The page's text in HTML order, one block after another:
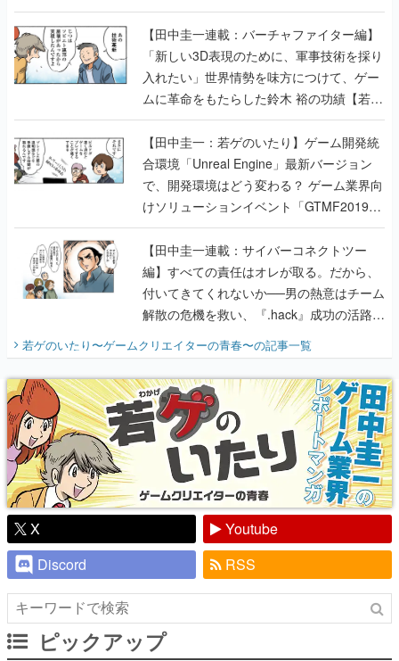
【若ゲのいたり最終回】
【田中圭一連載：バーチャファイター編】
「新しい3D表現のために、軍事技術を採り
入れたい」世界情勢を味方につけて、ゲー
ムに革命をもたらした鈴木 裕の功績【若ゲ
のいたり】
【田中圭一：若ゲのいたり】ゲーム開発統
合環境「Unreal Engine」最新バージョン
で、開発環境はどう変わる？ ゲーム業界向
けソリューションイベント「GTMF2019」
に行って、より理解を深めよう【PR】
【田中圭一連載：サイバーコネクトツー
編】すべての責任はオレが取る。だから、
付いてきてくれないか──男の熱意はチーム
解散の危機を救い、『.hack』成功の活路を
『少年ジャンプ』色だった【若ゲのいた
り】
若ゲのいたり〜ゲームクリエイターの青春〜の記事一覧
X
Youtube
Discord
RSS
ピックアップ